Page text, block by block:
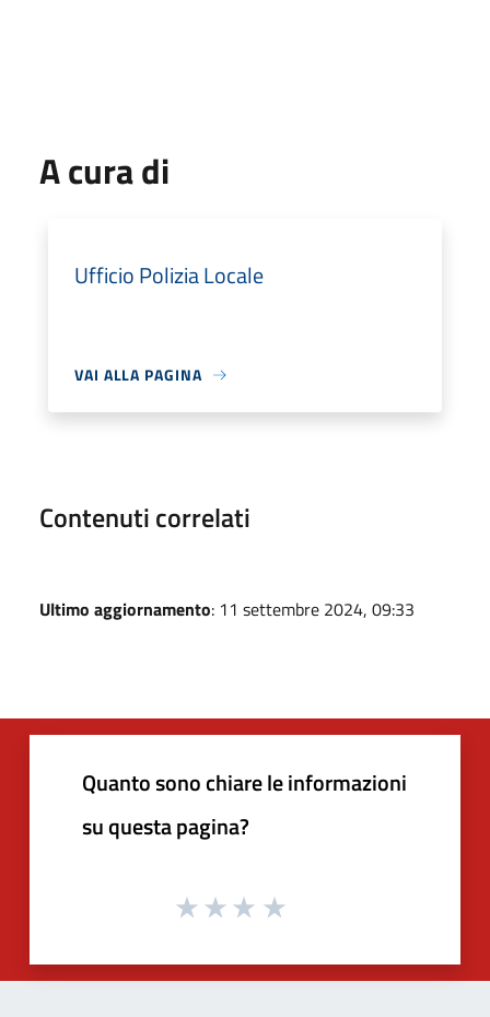
A cura di
Ufficio Polizia Locale
VAI ALLA PAGINA
Contenuti correlati
Ultimo aggiornamento: 11 settembre 2024, 09:33
Quanto sono chiare le informazioni
su questa pagina?